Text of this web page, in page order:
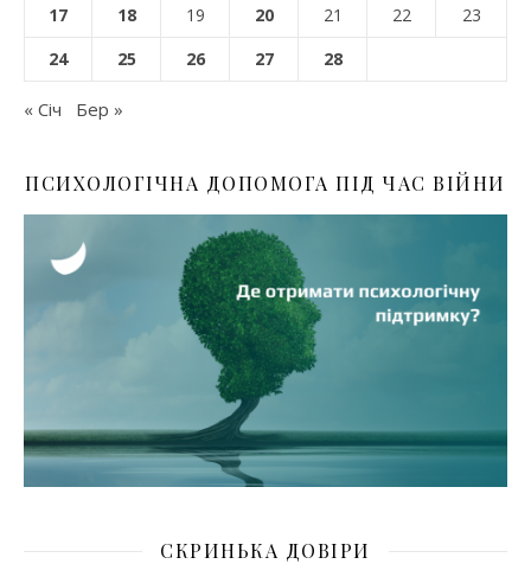
17
18 19 20 21 22
23
24
25 26 27 28
« Січ Бер »
ПСИХОЛОГІЧНА ДОПОМОГА ПІД ЧАС ВІЙНИ
СКРИНЬКА ДОВІРИ